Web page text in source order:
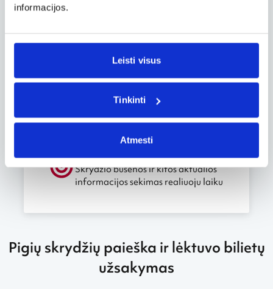
informacijos.
Leisti visus
Tinkinti
Atmesti
Verslo paskyra
Verslo, tarnybinių ir darbostogų
Skrydžio būsenos ir kitos aktualios
informacijos sekimas realiuoju laiku
Pigių skrydžių paieška ir lėktuvo bilietų
užsakymas